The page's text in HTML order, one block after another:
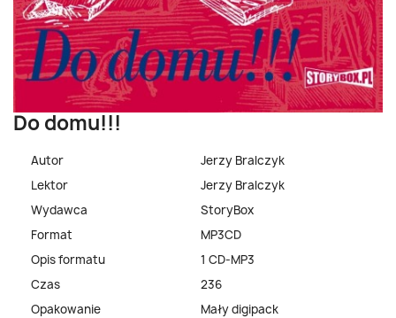
Do domu!!!
Autor
Jerzy Bralczyk
Lektor
Jerzy Bralczyk
Wydawca
StoryBox
Format
MP3CD
Opis formatu
1 CD-MP3
Czas
236
Opakowanie
Mały digipack